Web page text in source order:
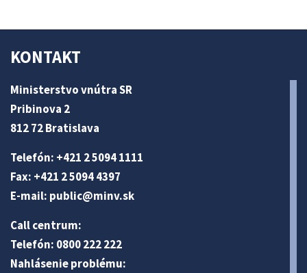
KONTAKT
Ministerstvo vnútra SR
Pribinova 2
812 72 Bratislava
Telefón: +421 2 5094 1111
Fax: +421 2 5094 4397
E-mail: public@minv.sk
Call centrum:
Telefón: 0800 222 222
Nahlásenie problému: